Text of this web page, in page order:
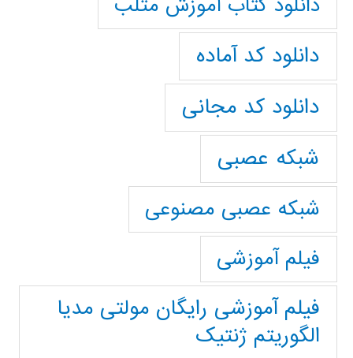
دانلود کد آماده
دانلود کد مجانی
شبکه عصبی
شبکه عصبی مصنوعی
فیلم آموزشی
فیلم آموزشی رایگان مولتی مدیا
الگوریتم ژنتیک